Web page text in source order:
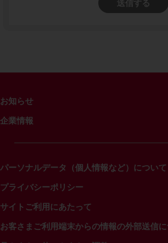
送信する
お知らせ
企業情報
パーソナルデータ（個人情報など）について
プライバシーポリシー
サイトご利用にあたって
お客さまご利用端末からの情報の外部送信